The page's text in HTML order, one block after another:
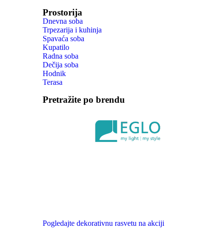
Prostorija
Dnevna soba
Trpezarija i kuhinja
Spavaća soba
Kupatilo
Radna soba
Dečija soba
Hodnik
Terasa
Pretražite po brendu
Pogledajte dekorativnu rasvetu na akciji